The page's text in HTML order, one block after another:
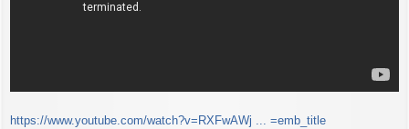
https://www.youtube.com/watch?v=RXFwAWj ... =emb_title